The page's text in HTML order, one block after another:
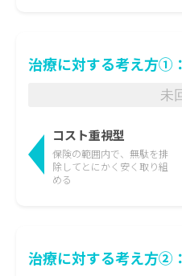
治療に対する考え方①
未
コスト重視型
保険の範囲内で、無駄を排
除してとにかく安く取り組
める
治療に対する考え方②